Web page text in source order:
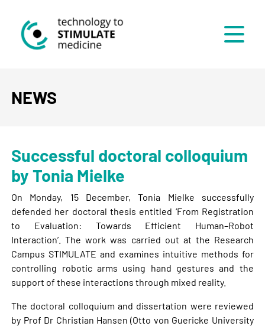
Menü
NEWS
Successful doctoral colloquium
by Tonia Mielke
On Monday, 15 December, Tonia Mielke successfully
defended her doctoral thesis entitled ‘From Registration
to Evaluation: Towards Efficient Human–Robot
Interaction’. The work was carried out at the Research
Campus STIMULATE and examines intuitive methods for
controlling robotic arms using hand gestures and the
support of these interactions through mixed reality.
The doctoral colloquium and dissertation were reviewed
by Prof Dr Christian Hansen (Otto von Guericke University